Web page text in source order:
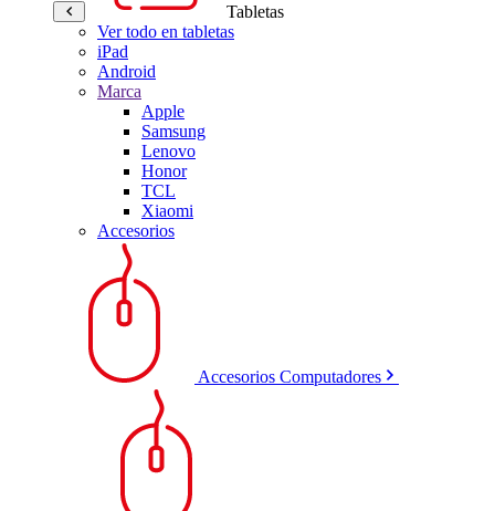
Tabletas
Ver todo en tabletas
iPad
Android
Marca
Apple
Samsung
Lenovo
Honor
TCL
Xiaomi
Accesorios
Accesorios Computadores